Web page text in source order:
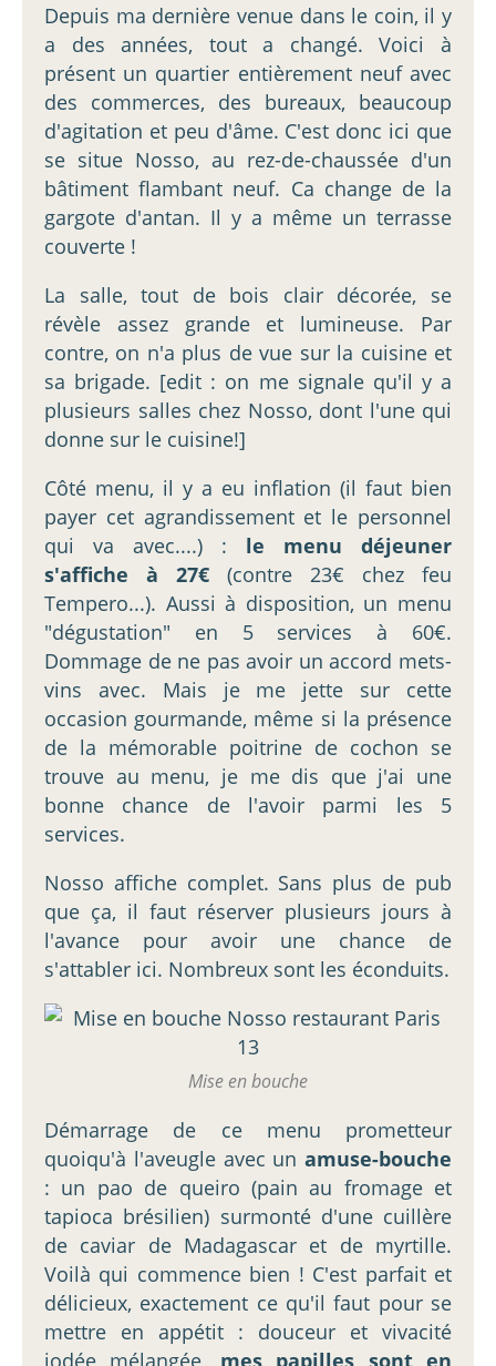
Depuis ma dernière venue dans le coin, il y
a des années, tout a changé. Voici à
présent un quartier entièrement neuf avec
des commerces, des bureaux, beaucoup
d'agitation et peu d'âme. C'est donc ici que
se situe Nosso, au rez-de-chaussée d'un
bâtiment flambant neuf. Ca change de la
gargote d'antan. Il y a même un terrasse
couverte !
La salle, tout de bois clair décorée, se
révèle assez grande et lumineuse. Par
contre, on n'a plus de vue sur la cuisine et
sa brigade. [edit : on me signale qu'il y a
plusieurs salles chez Nosso, dont l'une qui
donne sur le cuisine!]
Côté menu, il y a eu inflation (il faut bien
payer cet agrandissement et le personnel
qui va avec....) : le menu déjeuner
s'affiche à 27€ (contre 23€ chez feu
Tempero...). Aussi à disposition, un menu
"dégustation" en 5 services à 60€.
Dommage de ne pas avoir un accord mets-
vins avec. Mais je me jette sur cette
occasion gourmande, même si la présence
de la mémorable poitrine de cochon se
trouve au menu, je me dis que j'ai une
bonne chance de l'avoir parmi les 5
services.
Nosso affiche complet. Sans plus de pub
que ça, il faut réserver plusieurs jours à
l'avance pour avoir une chance de
s'attabler ici. Nombreux sont les éconduits.
Mise en bouche
Démarrage de ce menu prometteur
quoiqu'à l'aveugle avec un amuse-bouche
: un pao de queiro (pain au fromage et
tapioca brésilien) surmonté d'une cuillère
de caviar de Madagascar et de myrtille.
Voilà qui commence bien ! C'est parfait et
délicieux, exactement ce qu'il faut pour se
mettre en appétit : douceur et vivacité
iodée mélangée, mes papilles sont en